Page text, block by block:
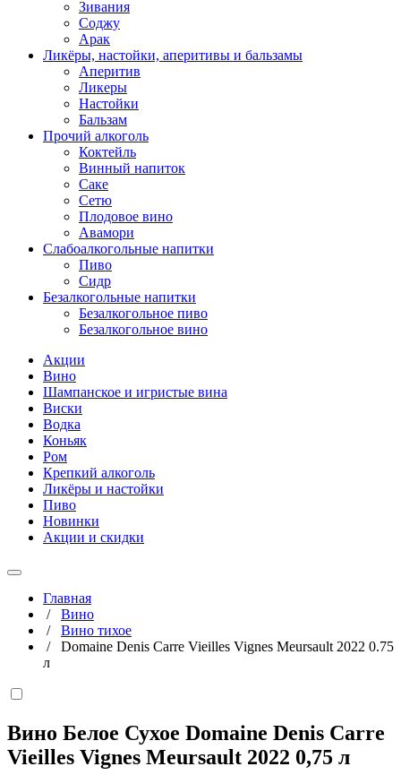
Зивания
Соджу
Арак
Ликёры, настойки, аперитивы и бальзамы
Аперитив
Ликеры
Настойки
Бальзам
Прочий алкоголь
Коктейль
Винный напиток
Саке
Сетю
Плодовое вино
Авамори
Слабоалкогольные напитки
Пиво
Сидр
Безалкогольные напитки
Безалкогольное пиво
Безалкогольное вино
Акции
Вино
Шампанское и игристые вина
Виски
Водка
Коньяк
Ром
Крепкий алкоголь
Ликёры и настойки
Пиво
Новинки
Акции и скидки
Главная
/ Вино
/ Вино тихое
/ Domaine Denis Carre Vieilles Vignes Meursault 2022 0.75
л
Вино Белое Сухое Domaine Denis Carre
Vieilles Vignes Meursault 2022 0,75 л